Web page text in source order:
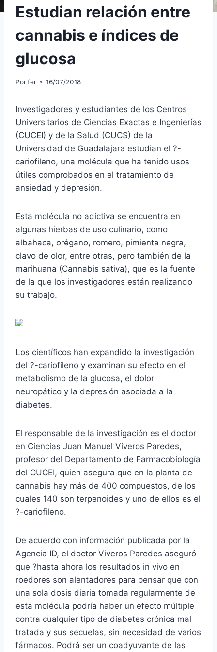
Estudian relación entre
cannabis e índices de
glucosa
Porfer 16/07/2018
Investigadores y estudiantes de los Centros
Universitarios de Ciencias Exactas e Ingenierías
(CUCEI) y de la Salud (CUCS) de la
Universidad de Guadalajara estudian el ?-
cariofileno, una molécula que ha tenido usos
útiles comprobados en el tratamiento de
ansiedad y depresión.
Esta molécula no adictiva se encuentra en
algunas hierbas de uso culinario, como
albahaca, orégano, romero, pimienta negra,
clavo de olor, entre otras, pero también de la
marihuana (Cannabis sativa), que es la fuente
de la que los investigadores están realizando
su trabajo.
Los científicos han expandido la investigación
del ?-cariofileno y examinan su efecto en el
metabolismo de la glucosa, el dolor
neuropático y la depresión asociada a la
diabetes.
El responsable de la investigación es el doctor
en Ciencias Juan Manuel Viveros Paredes,
profesor del Departamento de Farmacobiología
del CUCEI, quien asegura que en la planta de
cannabis hay más de 400 compuestos, de los
cuales 140 son terpenoides y uno de ellos es el
?-cariofileno.
De acuerdo con información publicada por la
Agencia ID, el doctor Viveros Paredes aseguró
que ?hasta ahora los resultados in vivo en
roedores son alentadores para pensar que con
una sola dosis diaria tomada regularmente de
esta molécula podría haber un efecto múltiple
contra cualquier tipo de diabetes crónica mal
tratada y sus secuelas, sin necesidad de varios
fármacos. Podrá ser un coadyuvante de las